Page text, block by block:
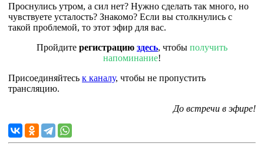
Проснулись утром, а сил нет? Нужно сделать так много, но
чувствуете усталость? Знакомо? Если вы столкнулись с
такой проблемой, то этот эфир для вас.
Пройдите регистрацию здесь, чтобы получить
напоминание!
Присоединяйтесь к каналу, чтобы не пропустить
трансляцию.
До встречи в эфире!